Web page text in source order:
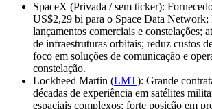
SpaceX (Privada / sem ticker):
US$2,29 bi para o Space Data Network;
lançamentos comerciais e constelações;
de infraestruturas orbitais; reduz custos
foco em soluções de comunicação e
constelação.
Lockheed Martin (LMT): Grande
décadas de experiência em satélites
espaciais complexos; forte posição em